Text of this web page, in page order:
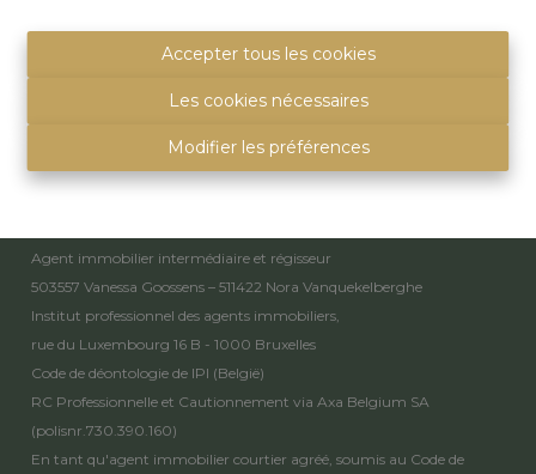
Accepter tous les cookies
Les cookies nécessaires
Modifier les préférences
info@immoquartier.be
Privacy statement
Agent immobilier intermédiaire et régisseur
503557 Vanessa Goossens – 511422 Nora Vanquekelberghe
Institut professionnel des agents immobiliers,
rue du Luxembourg 16 B - 1000 Bruxelles
Code de déontologie de IPI (België)
RC Professionnelle et Cautionnement via Axa Belgium SA
(polisnr.730.390.160)
En tant qu'agent immobilier courtier agréé, soumis au Code de